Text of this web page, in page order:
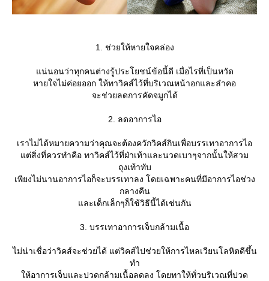
1. ช่วยให้หายใจคล่อง
น่นอนว่าทุกคนต่างรู้ประโยชน์ข้อนี้ดี เมื่อไรที่เป็นหวัด
หายใจไม่ค่อยออก ให้ทาวิคส์ไว้ที่บริเวณหน้าอกและลำคอ
จะช่วยลดการคัดจมูกได้
2. ลดอาการไอ
เราไม่ได้หมายความว่าคุณจะต้องควักวิคส์กินเพื่อบรรเทาอาการไอ
ต่สิ่งที่ควรทำคือ ทาวิคส์ไว้ที่ฝ่าเท้าและนวดเบาๆจากนั้นให้สวม
ถุงเท้าทับ
เพียงไม่นานอาการไอก็จะบรรเทาลง โดยเฉพาะคนที่มีอาการไอช่วง
กลางคืน
ละเด็กเล็กๆก็ใช้วิธีนี้ได้เช่นกัน
3. บรรเทาอาการเจ็บกล้ามเนื้อ
ไม่น่าเชื่อว่าวิคส์จะช่วยได้ แต่วิคส์ไปช่วยให้การไหลเวียนโลหิตดีขึ้น
ทำ
ห้อาการเจ็บและปวดกล้ามเนื้อลดลง โดยทาให้ทั่วบริเวณที่ปวด